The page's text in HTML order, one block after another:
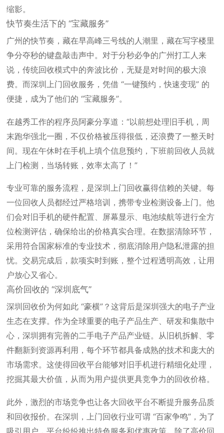
缩影。
快节奏生活下的 “宝藏服务”
广州的快节奏，藏在早高峰三号线的人潮里，藏在写字楼里
争分夺秒的键盘敲击声中。对于分秒必争的广州打工人来
说，传统回收模式中的奔波比价，无疑是对时间的极大浪
费。而深圳上门回收服务，凭借 “一键预约，快速变现” 的
便捷，成为了他们的 “宝藏服务”。
在越秀工作的程序员阿豪分享道：“以前想处理旧手机，周
末跑华强北一圈，不仅价格被压得很低，还浪费了一整天时
间。现在午休时在手机上填个信息预约，下班前回收人员就
上门检测，当场转账，效率太高了！”
专业可靠的服务流程，是深圳上门回收赢得信赖的关键。每
一位回收人员都经过严格培训，携带专业检测设备上门。他
们会对旧手机的硬件配置、屏幕显示、电池续航等进行全方
位检测评估，确保给出的价格真实合理。在数据清除环节，
采用符合国家标准的专业技术，彻底消除用户隐私泄露的担
忧。交易完成后，款项实时到账，整个过程透明高效，让用
户放心又省心。
高价回收的 “深圳底气”
深圳回收价为何如此 “豪横”？这背后是深圳强大的电子产业
生态在支撑。作为全球重要的电子产品生产、研发和集散中
心，深圳拥有完善的二手电子产品产业链。从旧机拆解、零
件翻新到资源再利用，每个环节都具备成熟的技术和庞大的
市场需求。这使得回收平台能够对旧手机进行精细化处理，
挖掘其最大价值，从而为用户提供更具竞争力的回收价格。
此外，激烈的市场竞争也让各大回收平台不断提升服务品质
和回收报价。在深圳，上门回收行业可谓 “百家争鸣”，为了